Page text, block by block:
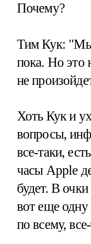
Почему?
Тим Кук: "Мы
пока. Но это
не
Хоть Кук и
вопросы,
все-таки,
часы Apple
будет. В
вот еще одну
по всему,